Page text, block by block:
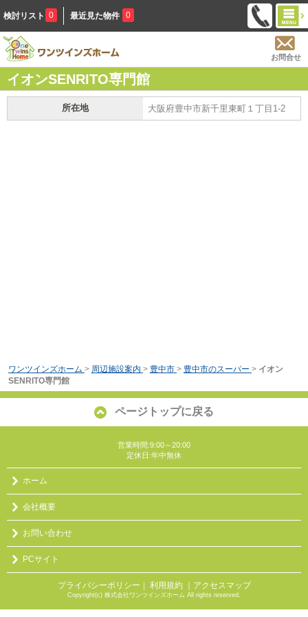
検討リスト 0 最近見た物件 0
お問合せ
イオンSENRITO専門館
所在地 大阪府豊中市新千里東町１丁目1-2
ワンツインズホーム > 周辺施設案内 > 豊中市 > 豊中市のスーパー > イオン
SENRITO専門館
ページトップに戻る
営業時間:9:00～20:00
定休日:年中無休
ホーム
会社概要
お問い合わせ
PCサイト
プライバシーポリシー ｜ 利用規約 ｜アクセスマップ
Copyright(c) 株式会社ワンツインズホーム All rights reserved.